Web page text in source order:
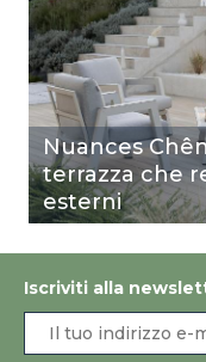
Nuances
terrazza che
esterni
Iscriviti alla